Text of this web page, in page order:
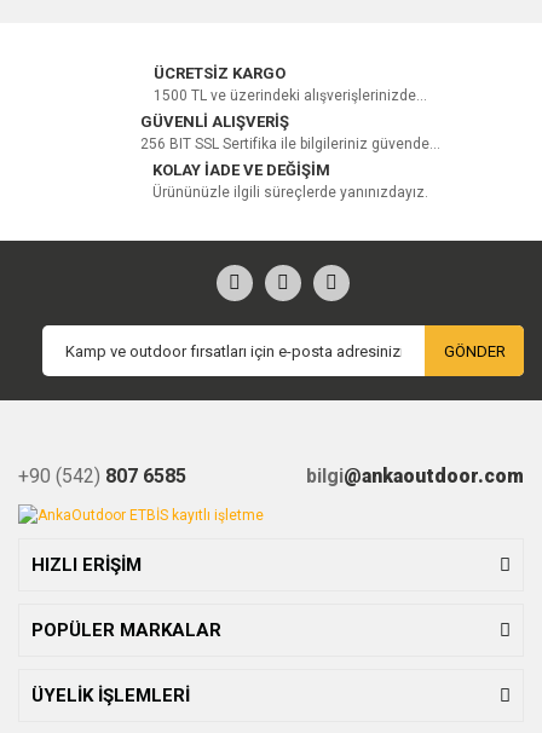
ÜCRETSİZ KARGO
1500 TL ve üzerindeki alışverişlerinizde...
GÜVENLİ ALIŞVERİŞ
256 BIT SSL Sertifika ile bilgileriniz güvende...
KOLAY İADE VE DEĞİŞİM
Ürününüzle ilgili süreçlerde yanınızdayız.
GÖNDER
+90 (542) 807 6585 bilgi@ankaoutdoor.com
HIZLI ERİŞİM
POPÜLER MARKALAR
ÜYELİK İŞLEMLERİ